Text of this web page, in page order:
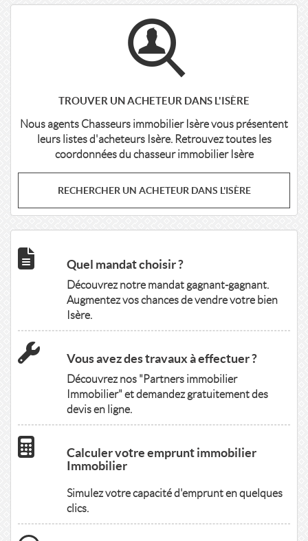
TROUVER UN ACHETEUR DANS L'ISÈRE
Nous agents Chasseurs immobilier Isère vous présentent
leurs listes d'acheteurs Isère. Retrouvez toutes les
coordonnées du chasseur immobilier Isère
RECHERCHER UN ACHETEUR DANS L'ISÈRE
Quel mandat choisir ?
Découvrez notre mandat gagnant-gagnant.
Augmentez vos chances de vendre votre bien
Isère.
Vous avez des travaux à effectuer ?
Découvrez nos "Partners immobilier
Immobilier" et demandez gratuitement des
devis en ligne.
Calculer votre emprunt immobilier
Immobilier
Simulez votre capacité d'emprunt en quelques
clics.